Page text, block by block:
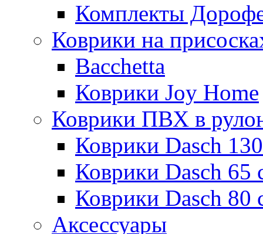
Комплекты
Коврики на
Bacchetta
Коврики Joy Home
Коврики ПВХ в
Коврики Dasch
Коврики Dasch 65
Коврики Dasch 80
Аксессуары